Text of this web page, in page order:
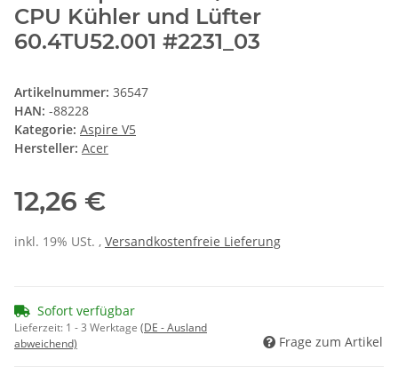
CPU Kühler und Lüfter
60.4TU52.001 #2231_03
Artikelnummer: 36547
HAN: -88228
Kategorie: Aspire V5
Hersteller: Acer
12,26 €
inkl. 19% USt. , Versandkostenfreie Lieferung
Sofort verfügbar
Lieferzeit: 1 - 3 Werktage (DE - Ausland
abweichend)
Frage zum Artikel